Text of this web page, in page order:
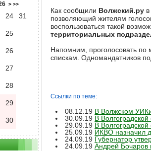
Как сообщили Волжский.ру
позволяющий жителям
воспользоваться такой
территориальных
Напомним, проголосовать по
спискам. Одномандатников
Ссылки по теме:
08.12.19 В Волжском
30.09.19 В
29.09.19 В
25.09.19 ИКВО назначил
24.09.19 Губернатор
24.09.19 Андрей Бочаров
> >>
24 31
25
26
27
28
29
30